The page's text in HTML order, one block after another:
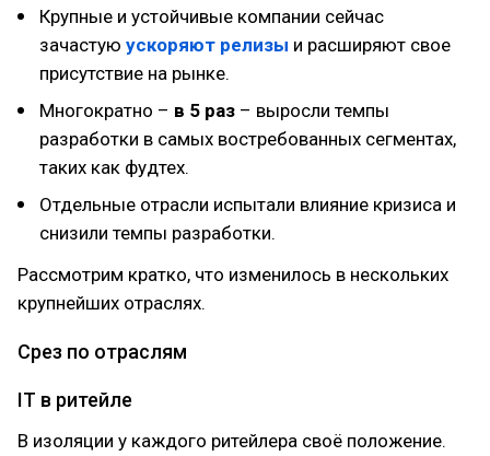
Крупные и устойчивые компании сейчас
зачастую ускоряют релизы и расширяют свое
присутствие на рынке.
Многократно – в 5 раз – выросли темпы
разработки в самых востребованных сегментах,
таких как фудтех.
Отдельные отрасли испытали влияние кризиса и
снизили темпы разработки.
Рассмотрим кратко, что изменилось в нескольких
крупнейших отраслях.
Срез по отраслям
IT в ритейле
В изоляции у каждого ритейлера своё положение.